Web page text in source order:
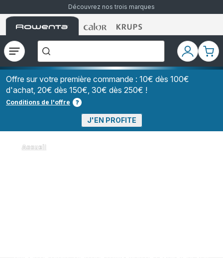
Découvrez nos trois marques
Accueil
Rowenta
Accueil
Rowenta
Accueil
Rowenta
Ouvrir
le
menu
recherchez-
vous
?","Aspirateurs
à
Grains","Centrales
Vapeurs","Sèche
Cheveux"]
Mon
compte
Mon
Offre sur votre première commande : 10€ dès 100€
d'achat, 20€ dès 150€, 30€ dès 250€ !
Conditions de l'offre
J'EN PROFITE
Accueil